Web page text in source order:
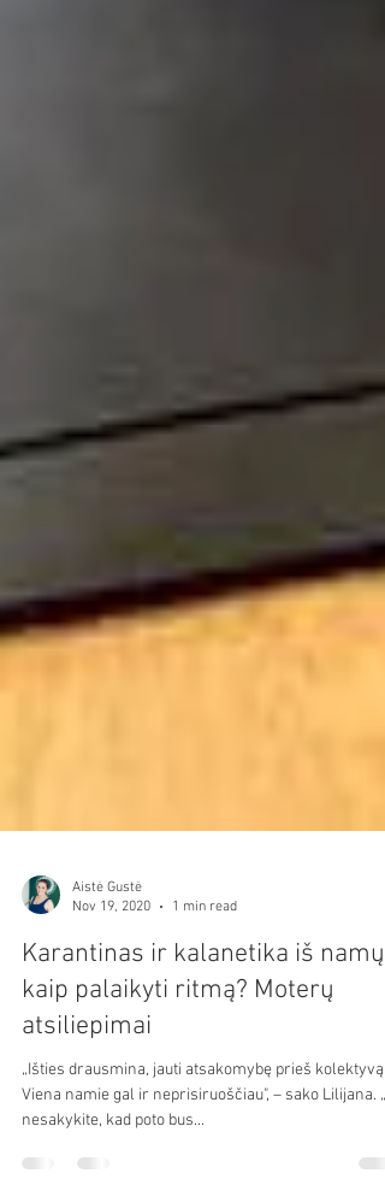
Aistė Gustė
Nov 19, 2020
1 min read
Karantinas ir kalanetika iš namų:
kaip palaikyti ritmą? Moterų
atsiliepimai
Viena namie gal ir neprisiruoščiau", – sako Lilijana.